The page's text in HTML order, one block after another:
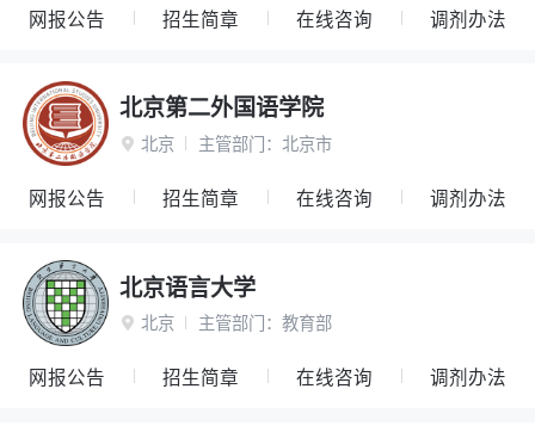
网报公告 招生简章 在线咨询 调剂办法
北京第二外国语学院
 北京 主管部门： 北京市
网报公告 招生简章 在线咨询 调剂办法
北京语言大学
 北京 主管部门： 教育部
网报公告 招生简章 在线咨询 调剂办法